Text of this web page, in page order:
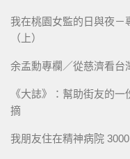
我在桃園女監的日與夜
（上）
余孟勳專欄／從慈濟看台
《大誌》：幫助街友的
摘
我朋友住在精神病院